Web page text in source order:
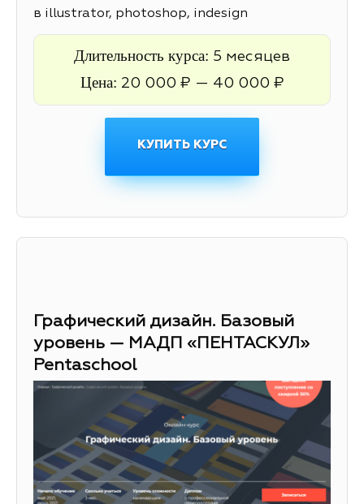
в illustrator, photoshop, indesign
Длительность курса: 5 месяцев
Цена: 20 000 ₽ — 40 000 ₽
КУПИТЬ КУРС
Графический дизайн. Базовый
уровень — МАДП «ПЕНТАСКУЛ»
Pentaschool